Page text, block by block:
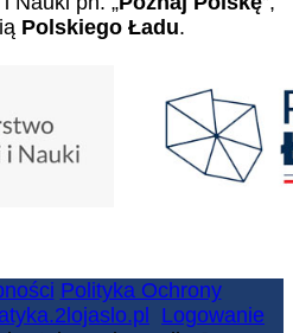
Polskiego Ładu.
Polityka Ochrony
Logowanie